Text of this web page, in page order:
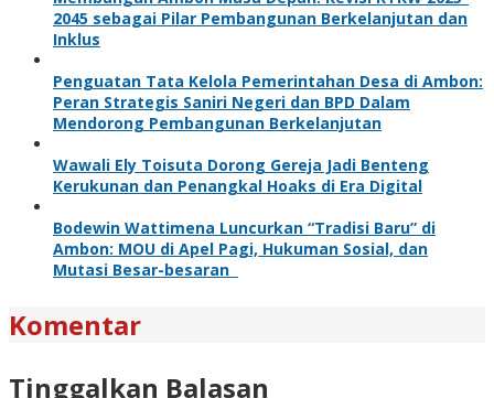
2045 sebagai Pilar Pembangunan Berkelanjutan dan
Inklus
Penguatan Tata Kelola Pemerintahan Desa di Ambon:
Peran Strategis Saniri Negeri dan BPD Dalam
Mendorong Pembangunan Berkelanjutan
Wawali Ely Toisuta Dorong Gereja Jadi Benteng
Kerukunan dan Penangkal Hoaks di Era Digital
Bodewin Wattimena Luncurkan “Tradisi Baru” di
Ambon: MOU di Apel Pagi, Hukuman Sosial, dan
Mutasi Besar-besaran
Komentar
Tinggalkan Balasan